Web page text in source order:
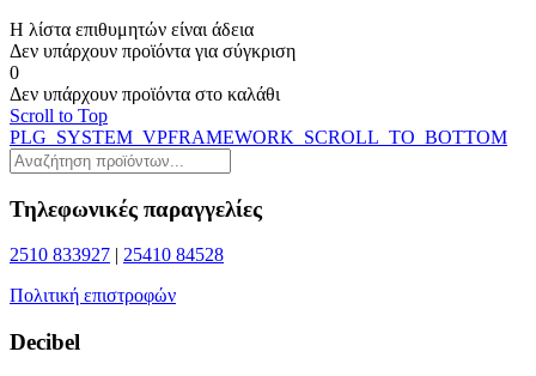
Η λίστα επιθυμητών είναι άδεια
Δεν υπάρχουν προϊόντα για σύγκριση
0
Δεν υπάρχουν προϊόντα στο καλάθι
Scroll to Top
PLG_SYSTEM_VPFRAMEWORK_SCROLL_TO_BOTTOM
Τηλεφωνικές παραγγελίες
2510 833927 | 25410 84528
Πολιτική επιστροφών
Decibel